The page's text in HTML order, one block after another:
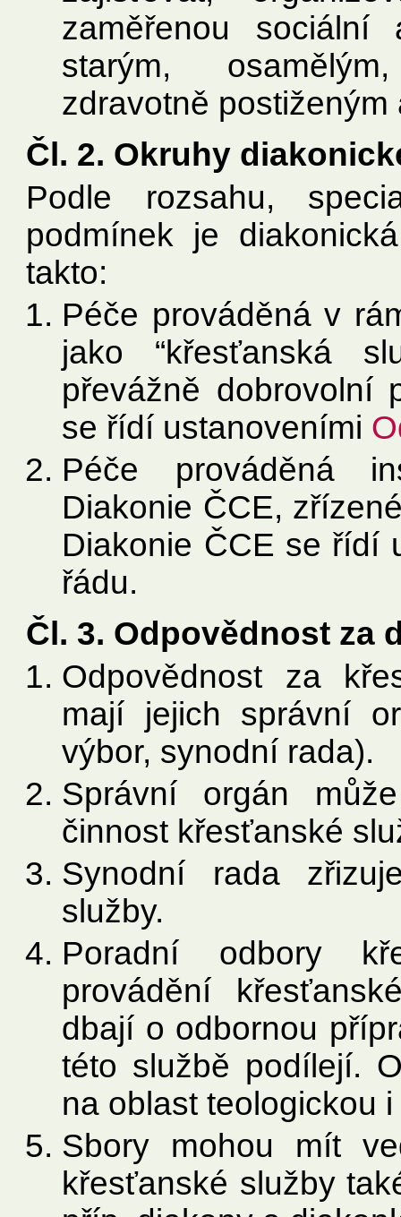
zaměřenou
starým,
zdravotně
Čl. 2. Okruhy
Podle rozsahu,
podmínek je
takto:
Péče prováděná v
jako “křesťanská
převážně dobrovolní
se řídí ustanoveními
Péče prováděná
Diakonie ČCE,
Diakonie ČCE se řídí
řádu.
Čl. 3. Odpovědnost za
Odpovědnost za
mají jejich správní
výbor, synodní rada).
Správní orgán
činnost křesťanské
Synodní rada
služby.
Poradní odbory
provádění
dbají o odbornou
této službě podílejí.
na oblast teologickou
Sbory mohou mít
křesťanské služby